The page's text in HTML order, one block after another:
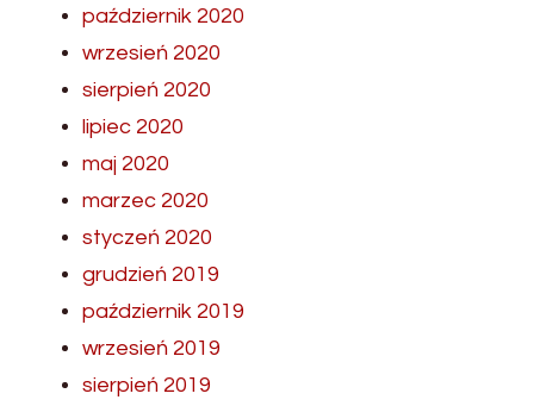
październik 2020
wrzesień 2020
sierpień 2020
lipiec 2020
maj 2020
marzec 2020
styczeń 2020
grudzień 2019
październik 2019
wrzesień 2019
sierpień 2019